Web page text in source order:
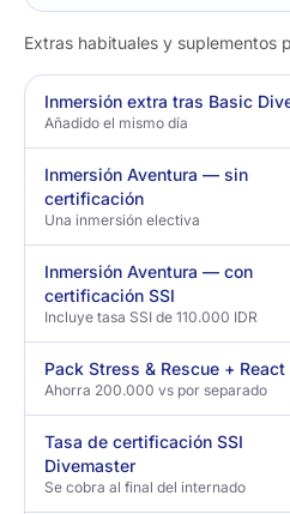
Extras habituales y suplementos
Inmersión extra tras Basic
Añadido el mismo día
Inmersión Aventura — sin
certificación
Una inmersión electiva
Inmersión Aventura — con
certificación SSI
Incluye tasa SSI de 110.000 IDR
Pack Stress & Rescue +
Ahorra 200.000 vs por separado
Tasa de certificación SSI
Divemaster
Se cobra al final del internado